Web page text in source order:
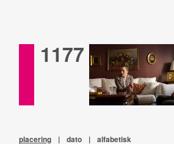
1177
placering | dato | alfabetisk